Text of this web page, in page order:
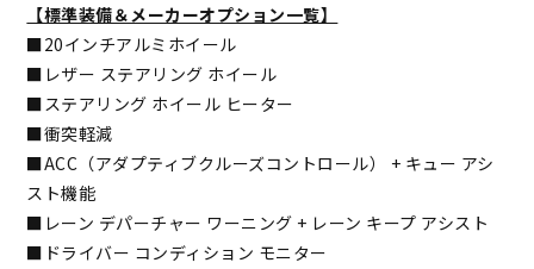
【標準装備＆メーカーオプション一覧】
■20インチアルミホイール
■レザー ステアリング ホイール
■ステアリング ホイール ヒーター
■衝突軽減
■ACC（アダプティブクルーズコントロール） + キュー アシ
スト機能
■レーン デパーチャー ワーニング + レーン キープ アシスト
■ドライバー コンディション モニター